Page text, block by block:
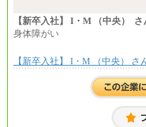
⑳月給205,000
㉑月給185,000
※全コース共
異なります
※試用期間中
⑤⑥月給：
※試用期間中
【新卒入社】 I・M （中央） さ
身体障がい
【新卒入社】 I・M （中央） さ